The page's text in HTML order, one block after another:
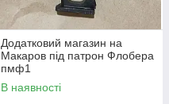
Додатковий магазин на
Макаров під патрон Флобера
пмф1
В наявності